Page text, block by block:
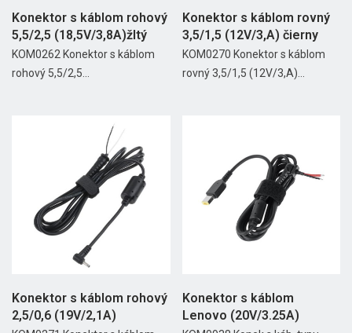
Konektor s káblom rohový
5,5/2,5 (18,5V/3,8A)žltý
KOM0262 Konektor s káblom
rohový 5,5/2,5...
Konektor s káblom rovný
3,5/1,5 (12V/3,A) čierny
KOM0270 Konektor s káblom
rovný 3,5/1,5 (12V/3,A)...
Konektor s káblom rohový
2,5/0,6 (19V/2,1A)
Konektor s káblom
Lenovo (20V/3.25A)